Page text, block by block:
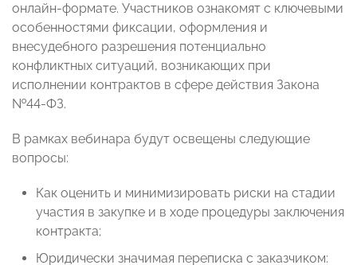
онлайн-формате. Участников ознакомят с ключевыми
особенностями фиксации, оформления и
внесудебного разрешения потенциально
конфликтных ситуаций, возникающих при
исполнении контрактов в сфере действия Закона
№44-ФЗ.
В рамках вебинара будут освещены следующие
вопросы:
Как оценить и минимизировать риски на стадии
участия в закупке и в ходе процедуры заключения
контракта;
Юридически значимая переписка с заказчиком: